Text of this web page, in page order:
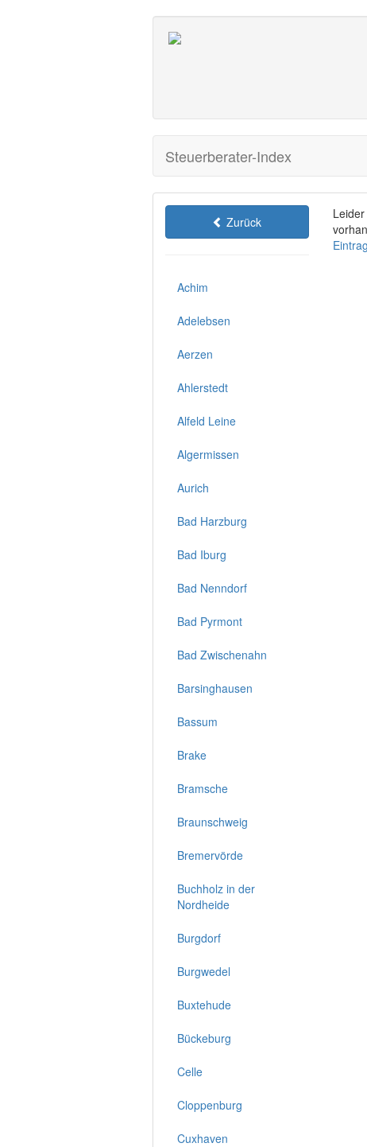
Steuerberater-Index
Zurück
Achim
Adelebsen
Aerzen
Ahlerstedt
Alfeld Leine
Algermissen
Aurich
Bad Harzburg
Bad Iburg
Bad Nenndorf
Bad Pyrmont
Bad Zwischenahn
Barsinghausen
Bassum
Brake
Bramsche
Braunschweig
Bremervörde
Buchholz in der
Nordheide
Burgdorf
Burgwedel
Buxtehude
Bückeburg
Celle
Cloppenburg
Cuxhaven
Eintrag